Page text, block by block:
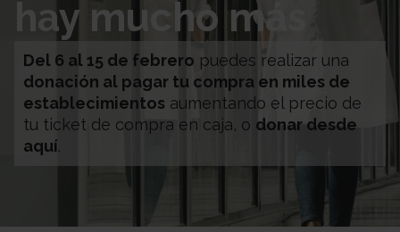
hay mucho más
Del 6 al 15 de febrero puedes realizar una
donación al pagar tu compra en miles de
establecimientos aumentando el precio de
tu ticket de compra en caja, o donar desde
aquí.